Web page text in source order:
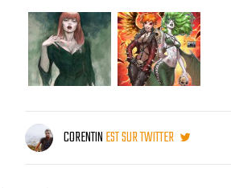
CORENTINEST SUR TWITTER